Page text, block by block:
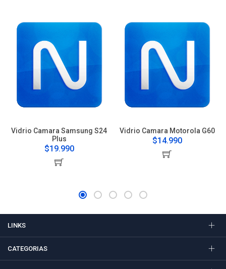
Vidrio Camara Samsung S24
Plus
$19.990
Vidrio Camara Motorola G60
$14.990
LINKS
CATEGORIAS